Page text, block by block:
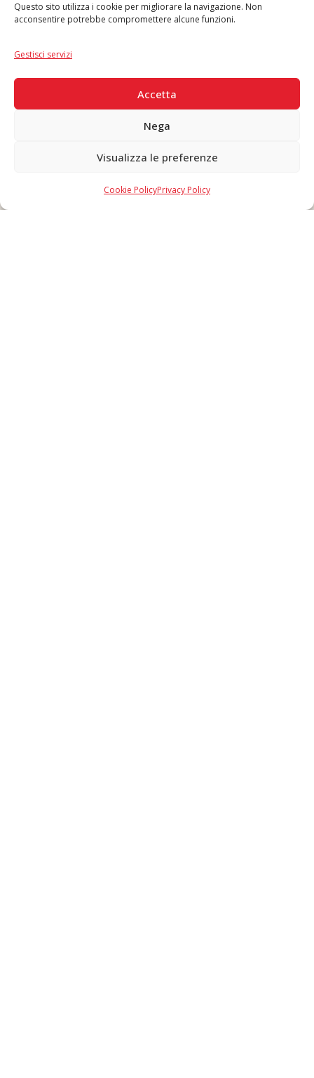
Questo sito utilizza i cookie per migliorare la navigazione. Non
acconsentire potrebbe compromettere alcune funzioni.
Gestisci servizi
Accetta
Nega
Visualizza le preferenze
Cookie PolicyPrivacy Policy
Copyright © 2026 F. Divella S.p.A. - P.IVA 00257660720 - REA: 35658